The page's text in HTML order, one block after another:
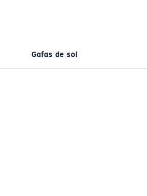
Gafas de sol